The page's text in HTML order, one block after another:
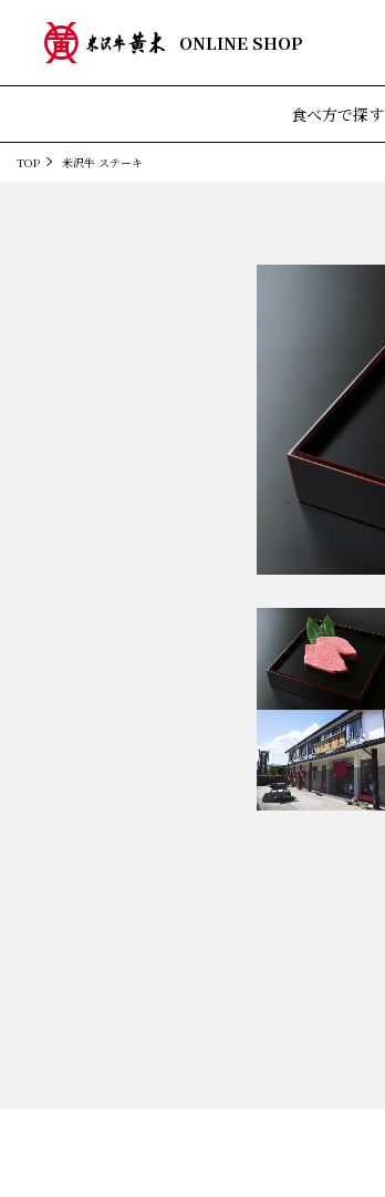
ONLINE SHOP
食べ方で探す
TOP 米沢牛 ステーキ